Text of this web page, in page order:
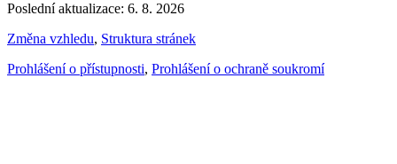
Poslední aktualizace: 6. 8. 2026
Změna vzhledu, Struktura stránek
Prohlášení o přístupnosti, Prohlášení o ochraně soukromí